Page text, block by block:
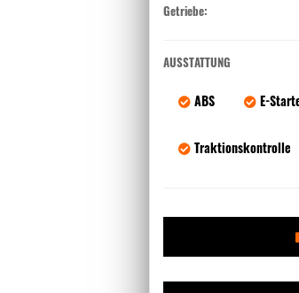
Getriebe:
AUSSTATTUNG
ABS E-
Traktionskontrolle